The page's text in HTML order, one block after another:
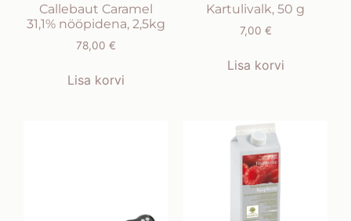
Callebaut Caramel
31,1% nööpidena, 2,5kg
78,00 €
Lisa korvi
Kartulivalk, 50 g
7,00 €
Lisa korvi